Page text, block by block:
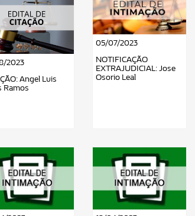
2023
Angel Luis
Ramos
05/07/2023
NOTIFICAÇÃO
EXTRAJUDICIAL: Jose
Osorio Leal